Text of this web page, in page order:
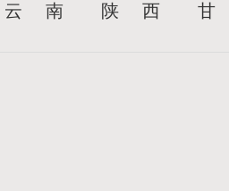
云 南
陕 西 甘